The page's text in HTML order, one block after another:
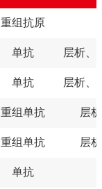
重组抗原
单抗 层析、
单抗 层析、
重组单抗 层析
重组单抗 层析
单抗